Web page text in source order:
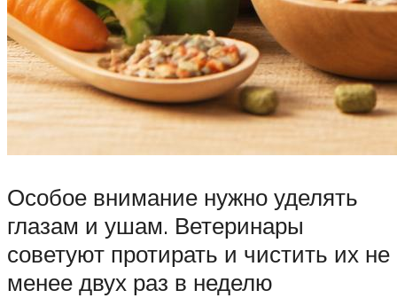
Особое внимание нужно уделять
глазам и ушам. Ветеринары
советуют протирать и чистить их не
менее двух раз в неделю